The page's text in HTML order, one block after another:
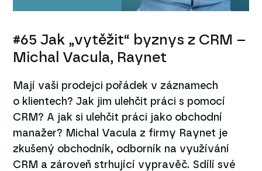
#65 Jak „vytěžit“ byznys z CRM –
Michal Vacula, Raynet
Mají vaši prodejci pořádek v záznamech
o klientech? Jak jim ulehčit práci s pomocí
CRM? A jak si ulehčit práci jako obchodní
manažer? Michal Vacula z firmy Raynet je
zkušený obchodník, odborník na využívání
CRM a zároveň strhující vypravěč. Sdílí své